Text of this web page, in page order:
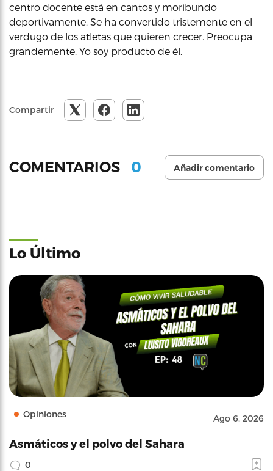
centro docente está en cantos y moribundo
deportivamente. Se ha convertido tristemente en el
verdugo de los atletas que quieren crecer. Preocupa
grandemente. Yo soy producto de él.
Compartir
COMENTARIOS 0 Añadir comentario
Lo Último
Opiniones Ago 6, 2026
Asmáticos y el polvo del Sahara
0